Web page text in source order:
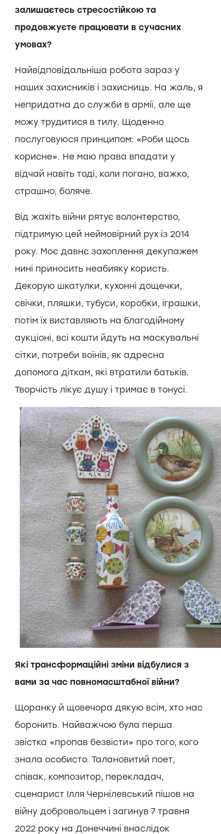
залишаєтесь стресостійкою та
продовжуєте працювати в сучасних
умовах?
Найвідповідальніша робота зараз у
наших захисників і захисниць. На жаль, я
непридатна до служби в армії, але ще
можу трудитися в тилу. Щоденно
послуговуюся принципом: «Роби щось
корисне». Не маю права впадати у
відчай навіть тоді, коли погано, важко,
страшно, боляче.
Від жахіть війни рятує волонтерство,
підтримую цей неймовірний рух із 2014
року. Моє давнє захоплення декупажем
нині приносить неабияку користь.
Декорую шкатулки, кухонні дощечки,
свічки, пляшки, тубуси, коробки, іграшки,
потім їх виставляють на благодійному
аукціоні, всі кошти йдуть на маскувальні
сітки, потреби воїнів, як адресна
допомога діткам, які втратили батьків.
Творчість лікує душу і тримає в тонусі.
Які трансформаційні зміни відбулися з
вами за час повномасштабної війни?
Щоранку й щовечора дякую всім, хто нас
боронить. Найважчою була перша
звістка «пропав безвісти» про того, кого
знала особисто. Талановитий поет,
співак, композитор, перекладач,
сценарист Ілля Чернілевський пішов на
війну добровольцем і загинув 7 травня
2022 року на Донеччині внаслідок